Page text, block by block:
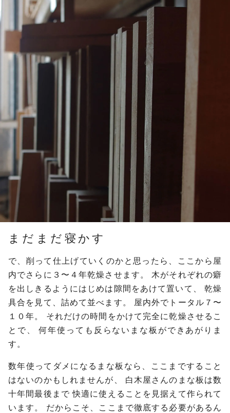
まだまだ寝かす
で、削って仕上げていくのかと思ったら、ここから屋
内でさらに３〜４年乾燥させます。 木がそれぞれの癖
を出しきるようにはじめは隙間をあけて置いて、 乾燥
具合を見て、詰めて並べます。
屋内外でトータル７〜
１０年。 それだけの時間をかけて完全に乾燥させるこ
とで、何年使っても反らないまな板ができあがりま
す。
数年使ってダメになるまな板なら、ここまですること
はないのかもしれませんが、 白木屋さんのまな板は数
十年間最後まで快適に使えることを見据えて作られて
います。 だからこそ、ここまで徹底する必要があるん